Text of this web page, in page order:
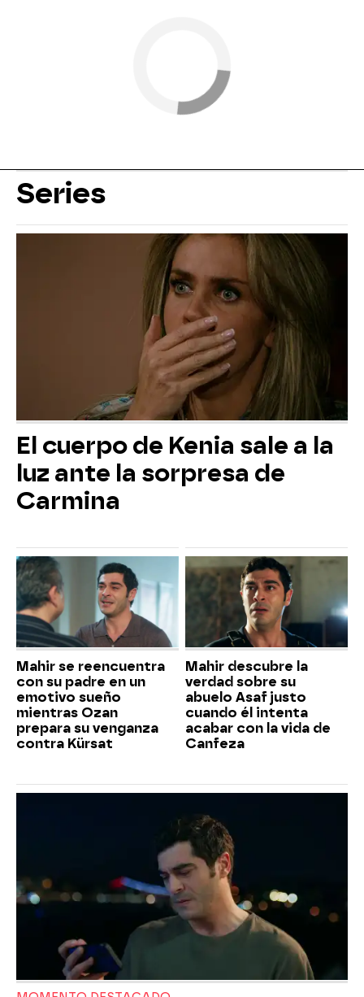
Series
El cuerpo de Kenia sale a la
luz ante la sorpresa de
Carmina
Mahir se reencuentra
con su padre en un
emotivo sueño
mientras Ozan
prepara su venganza
contra Kürsat
Mahir descubre la
verdad sobre su
abuelo Asaf justo
cuando él intenta
acabar con la vida de
Canfeza